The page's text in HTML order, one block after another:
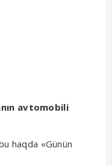
avtomobili
haqda «Günün